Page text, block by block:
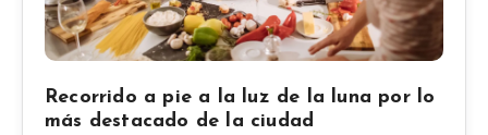
Recorrido a pie a la luz de la luna por lo
más destacado de la ciudad